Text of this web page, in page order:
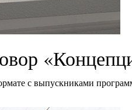
с выпускниками